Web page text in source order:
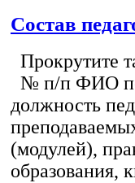
Состав
Прокрутите
№ п/п ФИО
должность
(модулей),
образования,